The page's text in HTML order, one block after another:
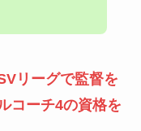
リーグで監督を
コーチ4の資格を